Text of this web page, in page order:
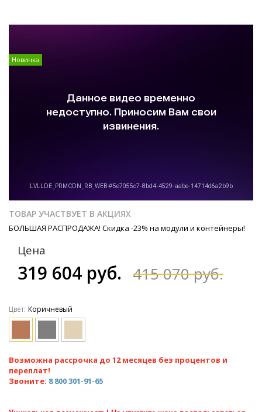
Новинка
ТОВАР УЧАСТВУЕТ В АКЦИЯХ
БОЛЬШАЯ РАСПРОДАЖА! Скидка -23% на модули и контейнеры!
Цена
319 604 руб. 415 070 руб.
Цвет: Коричневый
Возможна рассрочка до 12 месяцев без процентов и
переплат!
Звоните: 8 800 301-91-65